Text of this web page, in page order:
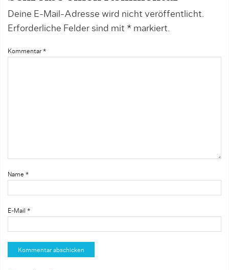
Deine E-Mail-Adresse wird nicht veröffentlicht.
Erforderliche Felder sind mit * markiert.
Kommentar *
Name *
E-Mail *